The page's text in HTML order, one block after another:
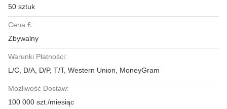
50 sztuk
Cena £:
Zbywalny
Warunki Płatności:
L/C, D/A, D/P, T/T, Western Union, MoneyGram
Możliwość Dostaw:
100 000 szt./miesiąc